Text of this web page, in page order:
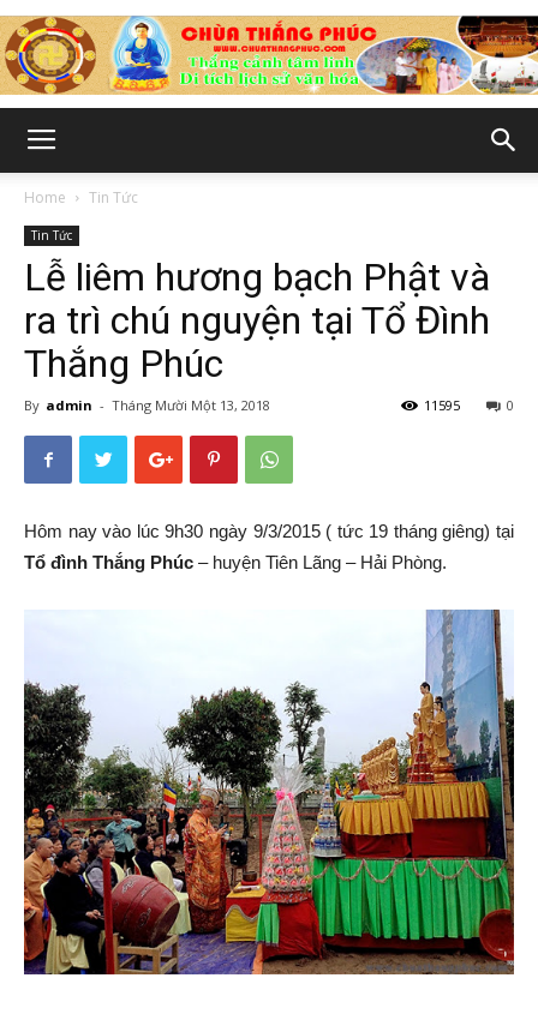
-
Lãng
–
Hải
Home Tin Tức
Tin Tức
Lễ liêm hương bạch Phật và
ra trì chú nguyện tại Tổ Đình
Thắng Phúc
By admin - Tháng Mười Một 13, 2018 0
11595
Hôm nay vào lúc 9h30 ngày 9/3/2015 ( tức 19 tháng giêng) tại
Tổ đình Thắng Phúc – huyện Tiên Lãng – Hải Phòng.